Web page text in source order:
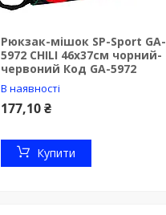
Рюкзак-мішок SP-Sport GA-
5972 CHILI 46х37см чорний-
червоний Код GA-5972
В наявності
177,10 ₴
Купити